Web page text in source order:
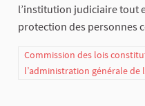
l’institution judiciaire tout
protection des personnes
Commission des lois
l’administration générale de